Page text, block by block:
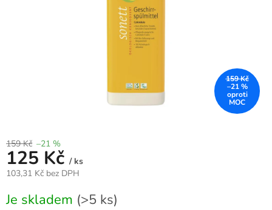
159 Kč
–21 %
159 Kč –21 %
125 Kč / ks
103,31 Kč bez DPH
cena:
Je skladem (>5 ks)